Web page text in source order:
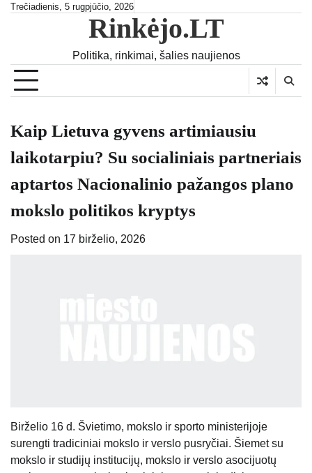
SkipTrečiadienis, 5 rugpjūčio, 2026
Rinkėjo.LT
Politika, rinkimai, šalies naujienos
Kaip Lietuva gyvens artimiausiu
laikotarpiu? Su socialiniais partneriais
aptartos Nacionalinio pažangos plano
mokslo politikos kryptys
Posted on 17 birželio, 2026
Birželio 16 d. Švietimo, mokslo ir sporto ministerijoje
surengti tradiciniai mokslo ir verslo pusryčiai. Šiemet su
mokslo ir studijų institucijų, mokslo ir verslo asocijuotų